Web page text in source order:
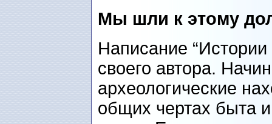
Мы шли к этому
Написание
своего автора.
археологические
общих чертах быта